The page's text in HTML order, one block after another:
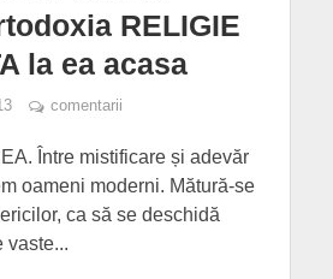
RELIGIE
la ea acasa
comentarii
Între mistificare și adevăr
oameni moderni. Mătură-se
ca să se deschidă
vaste...